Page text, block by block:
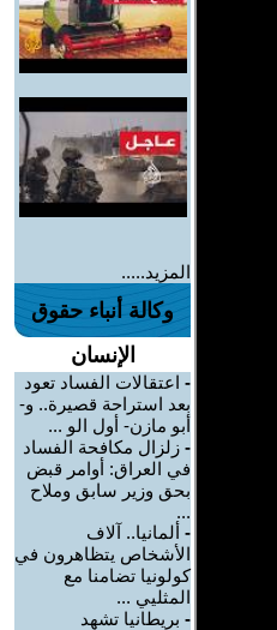
المزيد.....
وكالة أنباء حقوق
الإنسان
- اعتقالات الفساد تعود
بعد استراحة قصيرة.. و-
أبو مازن- أول الو ...
- زلزال مكافحة الفساد
في العراق: أوامر قبض
بحق وزير سابق وملاح
...
- ألمانيا.. آلاف
الأشخاص يتظاهرون في
كولونيا تضامنا مع
المثليي ...
- بريطانيا تشهد